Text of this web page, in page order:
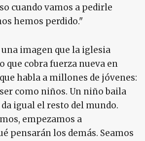
cuando vamos a pedirle
hemos perdido."
imagen que la iglesia
que cobra fuerza nueva en
habla a millones de jóvenes:
como niños. Un niño baila
igual el resto del mundo.
empezamos a
pensarán los demás. Seamos